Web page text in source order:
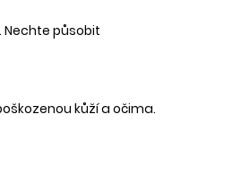
Nechte působit
kůží a očima.